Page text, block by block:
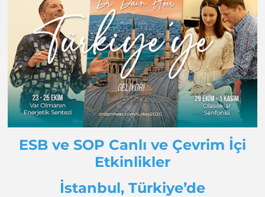
ESB ve SOP Canlı ve Çevrim İçi
Etkinlikler
İstanbul, Türkiye’de